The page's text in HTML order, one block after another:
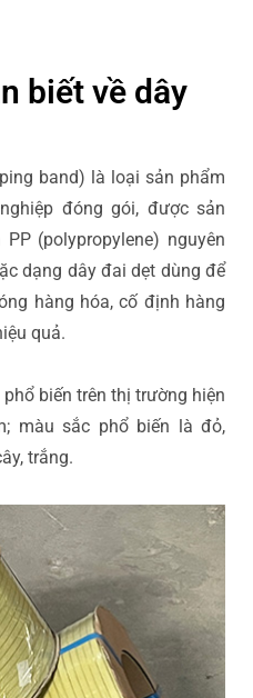
biết về dây
band) là loại sản phẩm
đóng gói, được sản
(polypropylene) nguyên
dạng dây đai dẹt dùng để
hàng hóa, cố định hàng
quả.
biến trên thị trường hiện
màu sắc phổ biến là đỏ,
trắng.